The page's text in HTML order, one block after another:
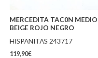
MERCEDITA TAC0N MEDIO
BEIGE ROJO NEGRO
HISPANITAS 243717
119,90€